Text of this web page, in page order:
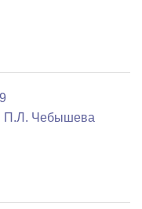
П.Л. Чебышева